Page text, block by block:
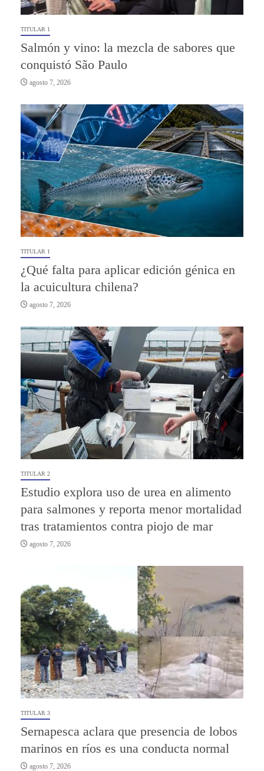
TITULAR 1
Salmón y vino: la mezcla de sabores que
conquistó São Paulo
agosto 7, 2026
TITULAR 1
¿Qué falta para aplicar edición génica en
la acuicultura chilena?
agosto 7, 2026
TITULAR 2
Estudio explora uso de urea en alimento
para salmones y reporta menor mortalidad
tras tratamientos contra piojo de mar
agosto 7, 2026
TITULAR 3
Sernapesca aclara que presencia de lobos
marinos en ríos es una conducta normal
agosto 7, 2026